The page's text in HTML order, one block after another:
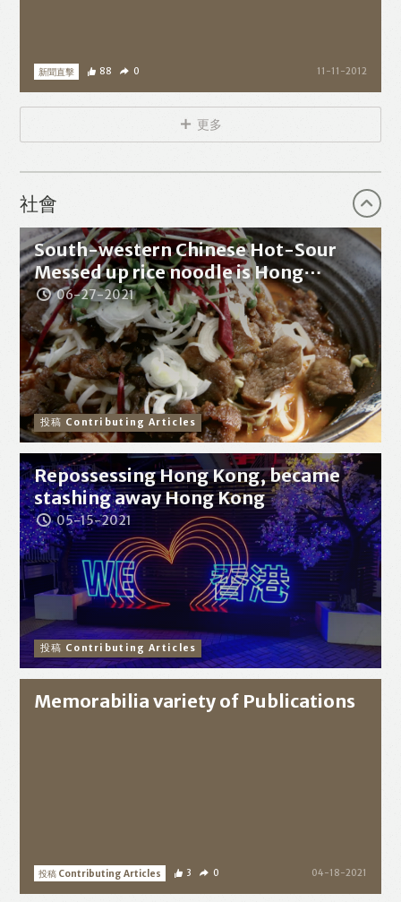
新聞直擊 11-11-2012
88 0
更多
社會
South-western Chinese Hot-Sour
Messed up rice noodle is Hong⋯
投稿 Contributing Articles
06-27-2021
Repossessing Hong Kong, became
stashing away Hong Kong
投稿 Contributing Articles
05-15-2021
Memorabilia variety of Publications
投稿 Contributing Articles 04-18-2021
3 0